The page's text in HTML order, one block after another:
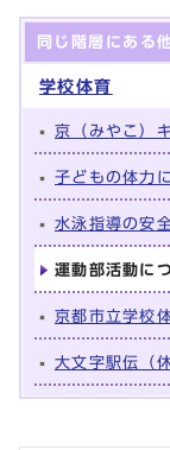
同じ階層にある
学校体育
京（みやこ）
子どもの体力
水泳指導の安
運動部活動に
京都市立学校
大文字駅伝（